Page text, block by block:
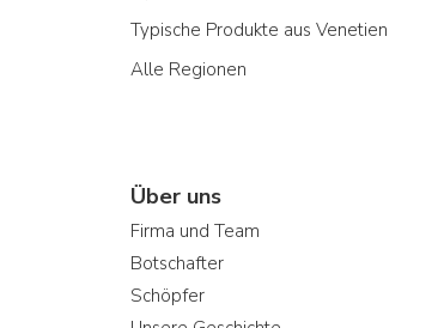
Typische Produkte aus Venetien
Alle Regionen
Über uns
Firma und Team
Botschafter
Schöpfer